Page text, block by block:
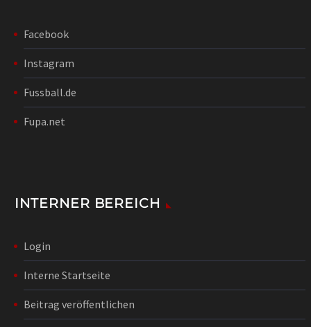
Facebook
Instagram
Fussball.de
Fupa.net
INTERNER BEREICH
Login
Interne Startseite
Beitrag veröffentlichen